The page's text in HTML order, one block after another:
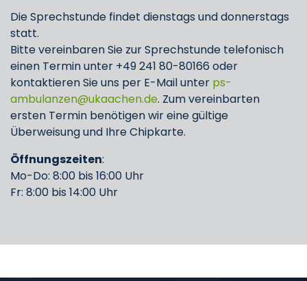
Die Sprechstunde findet dienstags und donnerstags
statt.
Bitte vereinbaren Sie zur Sprechstunde telefonisch
einen Termin unter +49 241 80-80166 oder
kontaktieren Sie uns per E-Mail unter ps-
ambulanzen
ukaachende. Zum vereinbarten
ersten Termin benötigen wir eine gültige
Überweisung und Ihre Chipkarte.
Öffnungszeiten:
Mo-Do: 8:00 bis 16:00 Uhr
Fr: 8:00 bis 14:00 Uhr